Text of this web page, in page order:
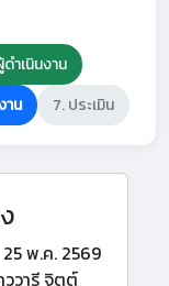
ำเนินงาน
าน 7. ประเมิน
25 พ.ค. 2569
วารี จิตต์